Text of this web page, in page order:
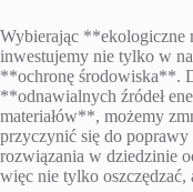
Wybierając **ekologiczne
inwestujemy nie tylko w
**ochronę środowiska**.
**odnawialnych źródeł
materiałów**, możemy
przyczynić się do poprawy
rozwiązania w dziedzinie
więc nie tylko oszczędzać,